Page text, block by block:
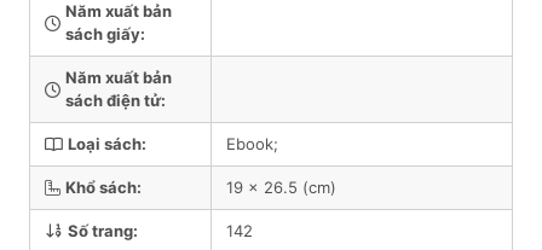
Năm xuất bản
sách giấy:
Năm xuất bản
sách điện tử:
Loại sách: Ebook;
Khổ sách: 19 x 26.5 (cm)
Số trang: 142